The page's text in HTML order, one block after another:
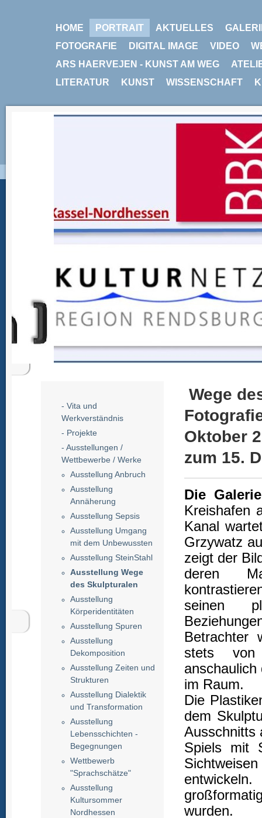
HOME PORTRAIT AKTUELLES
FOTOGRAFIE
DIGITAL IMAGE VIDEO
ARS HAERVEJEN - KUNST AM WEG
LITERATUR
KUNST WISSENSCHAFT
- Vita und
Werkverständnis
- Projekte
- Ausstellungen /
Wettbewerbe / Werke
Ausstellung Anbruch
Ausstellung
Annäherung
Ausstellung Sepsis
Ausstellung Umgang
mit dem Unbewussten
Ausstellung SteinStahl
Ausstellung Wege
des Skulpturalen
Ausstellung
Körperidentitäten
Ausstellung Spuren
Ausstellung
Dekomposition
Ausstellung Zeiten und
Strukturen
Ausstellung Dialektik
und Transformation
Ausstellung
Lebensschichten -
Begegnungen
Wettbewerb
"Sprachschätze"
Ausstellung
Kultursommer
Nordhessen
Wege
zum 15.
Die
Kreishafen
Kanal
Grzywatz
zeigt der
deren
seinen
Betrachter
stets von
im Raum.
Die
dem
Ausschnitts
Spiels mit
wurden.